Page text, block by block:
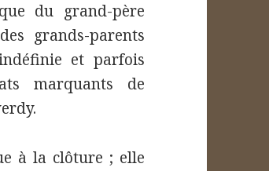
du grand-père
grands-parents
et parfois
marquants de
à la clôture ; elle